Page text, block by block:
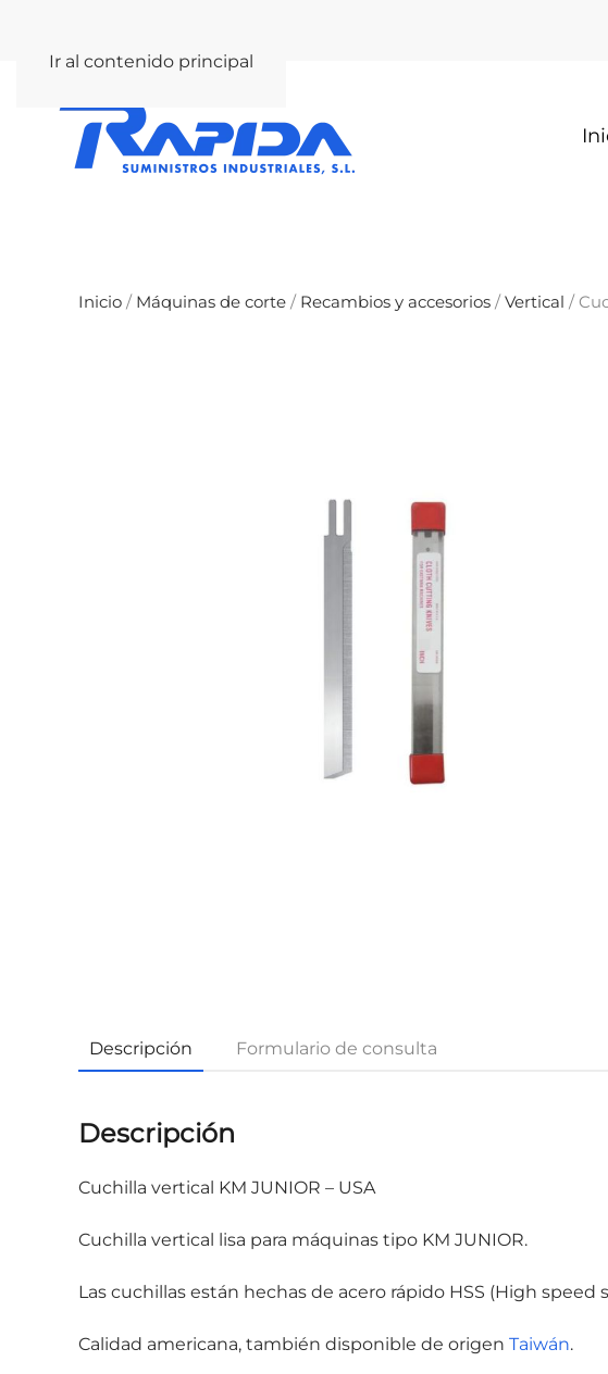
Ir al contenido principal
Inicio / Máquinas de corte / Recambios y accesorios /Vertical /
Descripción Formulario de consulta
Descripción
Cuchilla vertical KM JUNIOR – USA
Cuchilla vertical lisa para máquinas tipo KM JUNIOR.
Las cuchillas están hechas de acero rápido HSS (High speed
Calidad americana, también disponible de origen Taiwán.